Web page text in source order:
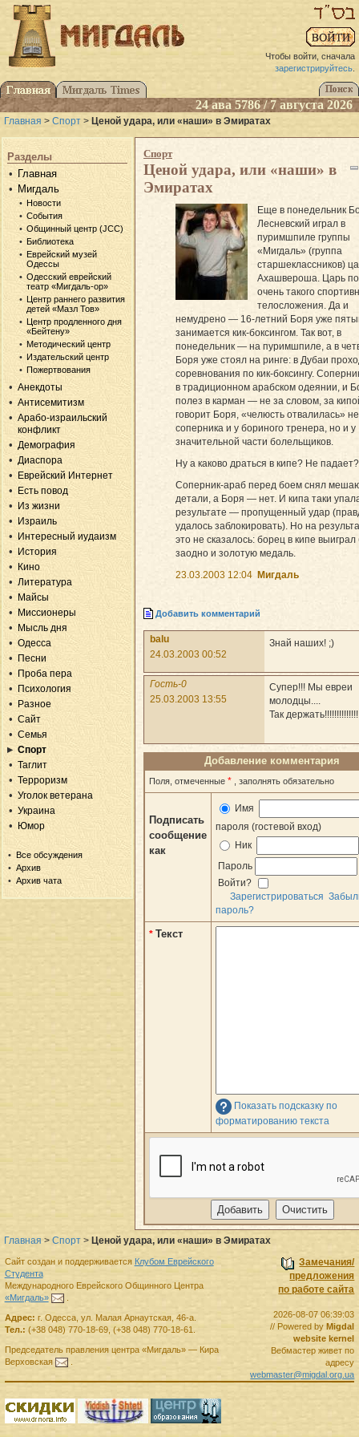
Чтобы войти, сначала
зарегистрируйтесь.
24 ава 5786 / 7 августа 2026
Главная > Спорт > Ценой удара, или «наши» в Эмиратах
Разделы
Главная
Мигдаль
Новости
События
Общинный центр (JCC)
Библиотека
Еврейский музей
Одессы
Одесский еврейский
театр «Мигдаль-ор»
Центр раннего развития
детей «Мазл Тов»
Центр продленного дня
«Бейтену»
Методический центр
Издательский центр
Пожертвования
Анекдоты
Антисемитизм
Арабо-израильский
конфликт
Демография
Диаспора
Еврейский Интернет
Есть повод
Из жизни
Израиль
Интересный иудаизм
История
Кино
Литература
Майсы
Миссионеры
Мысль дня
Одесса
Песни
Проба пера
Психология
Разное
Сайт
Семья
Спорт
Таглит
Терроризм
Уголок ветерана
Украина
Юмор
Все обсуждения
Архив
Архив чата
Спорт
Ценой удара, или «наши» в
Эмиратах
Еще в понедельник
Лесневский играл в
пуримшпиле группы
«Мигдаль» (группа
старшеклассников)
Ахашвероша. Царь
очень такого
телосложения. Да и
немудрено — 16-летний Боря уже
занимается кик-боксингом. Так вот, в
понедельник — на пуримшпиле, а в
Боря уже стоял на ринге: в Дубаи
соревнования по кик-боксингу.
в традиционном арабском одеянии, и
полез в карман — не за словом, за
говорит Боря, «челюсть отвалилась»
соперника и у бориного тренера, но и у
значительной части болельщиков.
Ну а каково драться в кипе? Не падает?
Соперник-араб перед боем снял
детали, а Боря — нет. И кипа таки
результате — пропущенный удар
удалось заблокировать). Но на
это не сказалось: борец в кипе выиграл
заодно и золотую медаль.
23.03.2003 12:04 Мигдаль
Добавить комментарий
balu
24.03.2003 00:52
Знай наших! ;)
Гость-0
25.03.2003 13:55
Супер!!! Мы евреи
молодцы....
Так
Добавление комментария
Поля, отмеченные * , заполнять обязательно
Подписать
сообщение
как
Имя
пароля (гостевой вход)
Ник
Пароль
Войти?
Зарегистрироваться
пароль?
* Текст
Показать подсказку по
форматированию текста
Главная > Спорт > Ценой удара, или «наши» в Эмиратах
Замечания/
предложения
по работе сайта
2026-08-07 06:39:03
// Powered byMigdal
website kernel
Вебмастер живет по
адресу
webmaster@migdal.org.ua
Сайт создан и поддерживается Клубом Еврейского
Студента
Международного Еврейского Общинного Центра
«Мигдаль»
.
Адрес: г. Одесса, ул. Малая Арнаутская, 46-а.
Тел.: (+38 048) 770-18-69, (+38 048) 770-18-61
Председатель правленияцентра «Мигдаль»— Кира
Верховская
.